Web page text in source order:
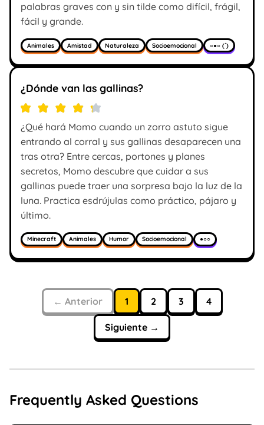
palabras graves con y sin tilde como difícil, frágil,
fácil y grande.
Animales Amistad Naturaleza Socioemocional ○●○ (´)
¿Dónde van las gallinas?
¿Qué hará Momo cuando un zorro astuto sigue
entrando al corral y sus gallinas desaparecen una
tras otra? Entre cercas, portones y planes
secretos, Momo descubre que cuidar a sus
gallinas puede traer una sorpresa bajo la luz de la
luna. Practica esdrújulas como práctico, pájaro y
último.
Minecraft Animales Humor Socioemocional ●○○
← Anterior 1 2 3 4
Siguiente →
Frequently Asked Questions